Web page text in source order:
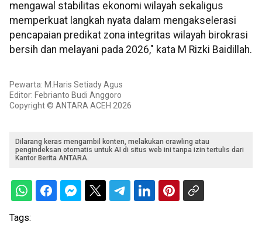
mengawal stabilitas ekonomi wilayah sekaligus
memperkuat langkah nyata dalam mengakselerasi
pencapaian predikat zona integritas wilayah birokrasi
bersih dan melayani pada 2026," kata M Rizki Baidillah.
Pewarta: M.Haris Setiady Agus
Editor: Febrianto Budi Anggoro
Copyright © ANTARA ACEH 2026
Dilarang keras mengambil konten, melakukan crawling atau
pengindeksan otomatis untuk AI di situs web ini tanpa izin tertulis dari
Kantor Berita ANTARA.
Tags: